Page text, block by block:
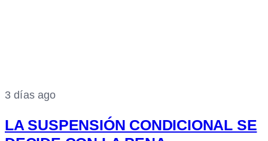
3 días ago
LA SUSPENSIÓN CONDICIONAL SE